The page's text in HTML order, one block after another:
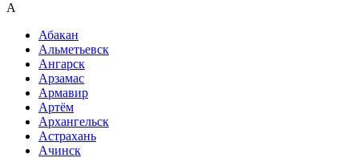
А
Абакан
Альметьевск
Ангарск
Арзамас
Армавир
Артём
Архангельск
Астрахань
Ачинск